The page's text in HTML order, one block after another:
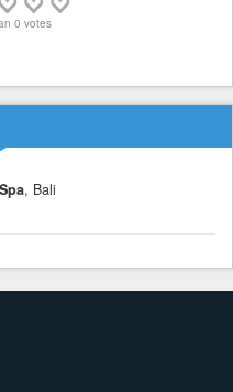
0 votes
, Bali